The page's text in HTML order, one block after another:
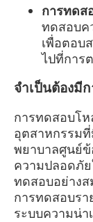
การทดส
ทดสอบค
เพื่อตอบ
ไปที่การ
จำเป็นต้องมี
การทดสอบโ
อุตสาหกรรมที่
พยาบาลศูนย์
ความปลอดภั
ทดสอบอย่างส
การทดสอบรา
ระบบความน่า